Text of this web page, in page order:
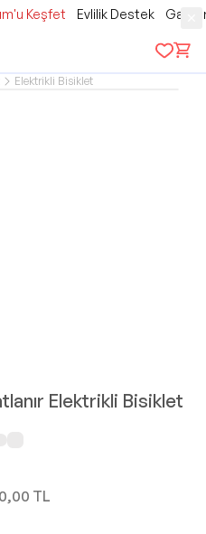
Keşfet Evlilik Destek
Elektrikli Bisiklet
Elektrikli Bisiklet
TL